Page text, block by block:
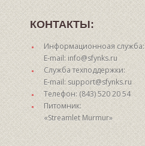
КОНТАКТЫ:
Информационноая служба:
E-mail: info@sfynks.ru
Служба техподдержки:
E-mail: support@sfynks.ru
Телефон: (843) 520 20 54
Питомник:
«Streamlet Murmur»